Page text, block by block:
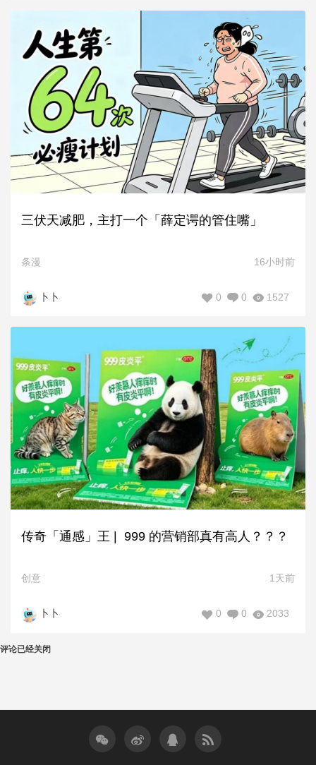
三伏天减肥，主打一个「薛定谔的管住嘴」
条漫 16小时前
卜卜 1527
0
0
传奇「通感」王 | 999 的营销部真有高人？？？
创意 1天前
卜卜 2033
0
0
评论已经关闭